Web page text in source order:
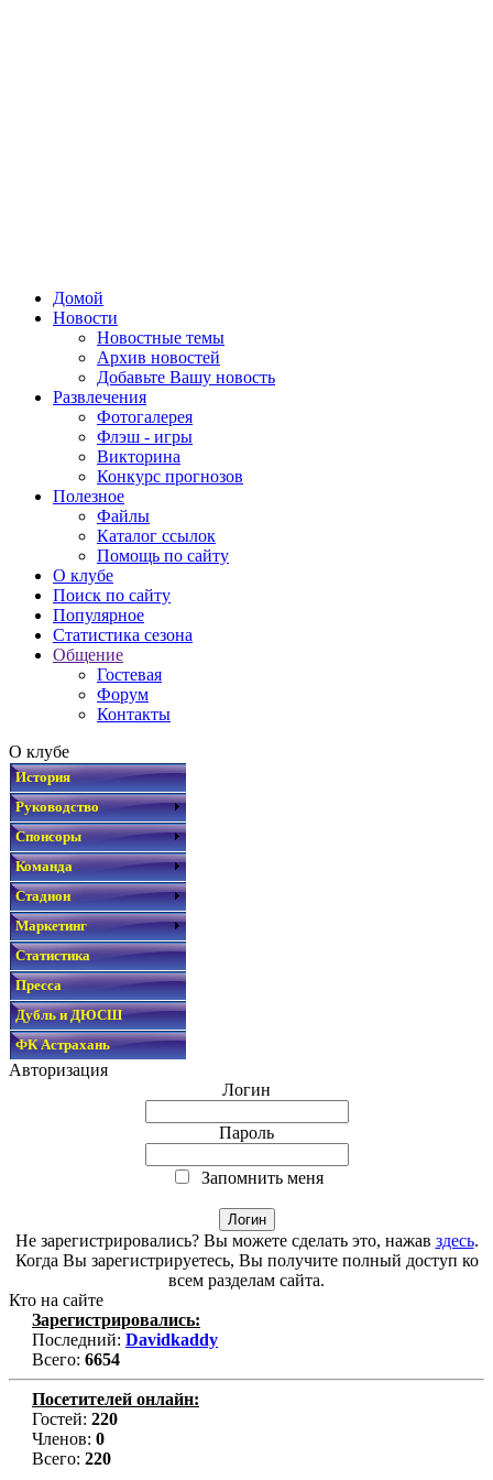
Домой
Новости
Новостные темы
Архив новостей
Добавьте Вашу новость
Развлечения
Фотогалерея
Флэш - игры
Викторина
Конкурс прогнозов
Полезное
Файлы
Каталог ссылок
Помощь по сайту
О клубе
Поиск по сайту
Популярное
Статистика сезона
Общение
Гостевая
Форум
Контакты
О клубе
История
Руководство
Спонсоры
Команда
Стадион
Маркетинг
Статистика
Пресса
Дубль и ДЮСШ
ФК Астрахань
Авторизация
Логин
Пароль
Запомнить меня
Не зарегистрировались? Вы можете сделать это, нажав здесь.
Когда Вы зарегистрируетесь, Вы получите полный доступ ко
всем разделам сайта.
Кто на сайте
Зарегистрировались:
Последний: Davidkaddy
Всего: 6654
Посетителей онлайн:
Гостей: 220
Членов: 0
Всего: 220